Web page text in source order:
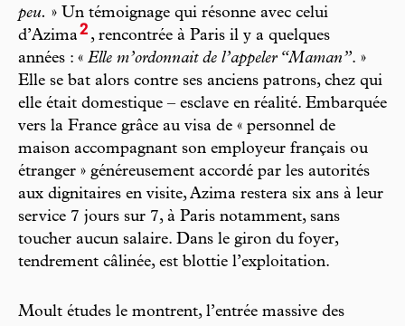
peu. » Un témoignage qui résonne avec celui
d’Azima2 , rencontrée à Paris il y a quelques
années : « Elle m’ordonnait de l’appeler “Maman”. »
Elle se bat alors contre ses anciens patrons, chez qui
elle était domestique – esclave en réalité. Embarquée
vers la France grâce au visa de « personnel de
maison accompagnant son employeur français ou
étranger » généreusement accordé par les autorités
aux dignitaires en visite, Azima restera six ans à leur
service 7 jours sur 7, à Paris notamment, sans
toucher aucun salaire. Dans le giron du foyer,
tendrement câlinée, est blottie l’exploitation.
Moult études le montrent, l’entrée massive des